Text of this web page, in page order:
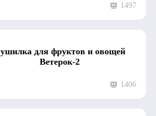
1497
для фруктов и овощей
Ветерок-2
1406